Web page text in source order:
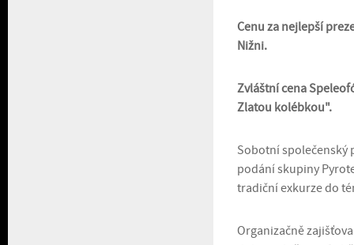
Cenu za nejlepší
Nižni.
Zvláštní cena
Zlatou kolébkou".
Sobotní společenský
podání skupiny
tradiční exkurze do
Organizačně